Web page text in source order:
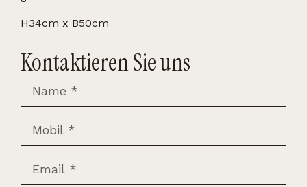
H34cm x B50cm
Kontaktieren Sie uns